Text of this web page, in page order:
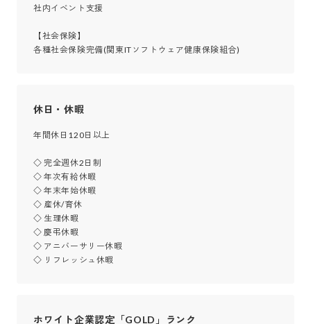
社内イベント支援
【社会保険】
各種社会保険完備(関東ITソフトウェア健康保険組合)
休日・休暇
年間休日120日以上
◇ 完全週休2日制
◇ 年次有給休暇
◇ 年末年始休暇
◇ 産休/育休
◇ 生理休暇
◇ 慶弔休暇
◇ アニバーサリー休暇
◇ リフレッシュ休暇
ホワイト企業認定「GOLD」ランク